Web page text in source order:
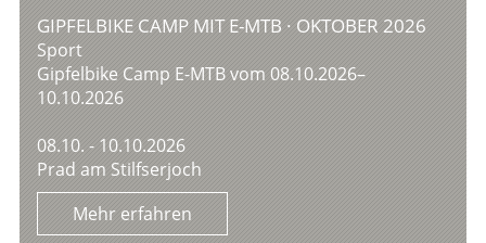
GIPFELBIKE CAMP MIT E-MTB · OKTOBER 2026
Sport
Gipfelbike Camp E-MTB vom 08.10.2026–
10.10.2026
08.10. - 10.10.2026
Prad am Stilfserjoch
Mehr erfahren